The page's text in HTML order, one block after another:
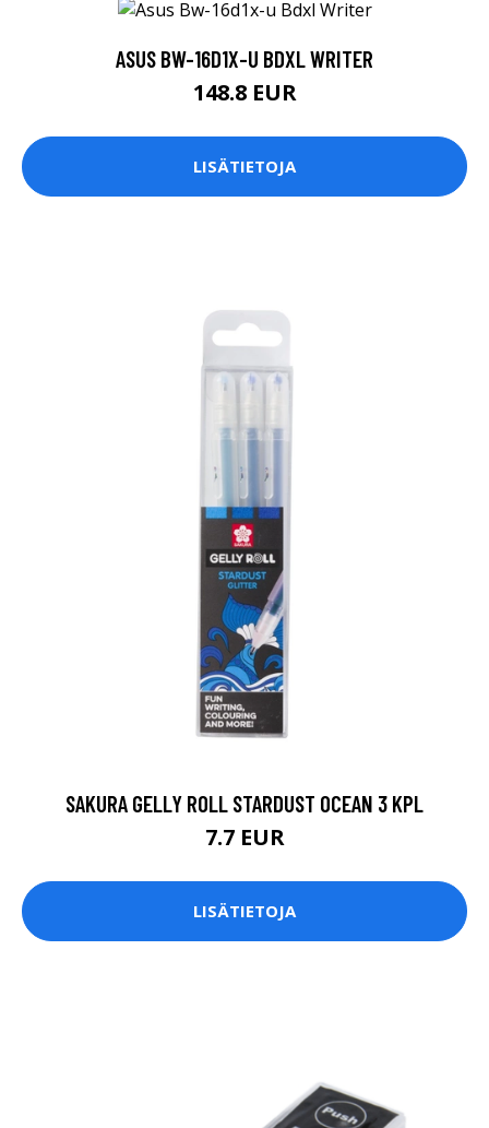
ASUS BW-16D1X-U BDXL WRITER
148.8 EUR
LISÄTIETOJA
SAKURA GELLY ROLL STARDUST OCEAN 3 KPL
7.7 EUR
LISÄTIETOJA